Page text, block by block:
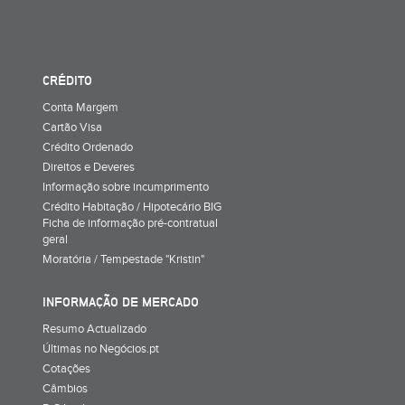
CRÉDITO
Conta Margem
Cartão Visa
Crédito Ordenado
Direitos e Deveres
Informação sobre incumprimento
Crédito Habitação / Hipotecário BIG
Ficha de informação pré-contratual
geral
Moratória / Tempestade "Kristin"
INFORMAÇÃO DE MERCADO
Resumo Actualizado
Últimas no Negócios.pt
Cotações
Câmbios